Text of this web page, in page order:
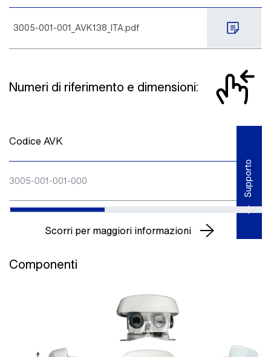
3005-001-001_AVK138_ITA.pdf
Numeri di riferimento e dimensioni:
Codice AVK
3005-001-001-000 Supporto
Scorri per maggiori informazioni
Componenti